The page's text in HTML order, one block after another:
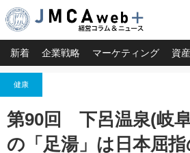
新着 企業戦略 マーケティング 資産
健康
第90回 下呂温泉(岐
の「足湯」は日本屈